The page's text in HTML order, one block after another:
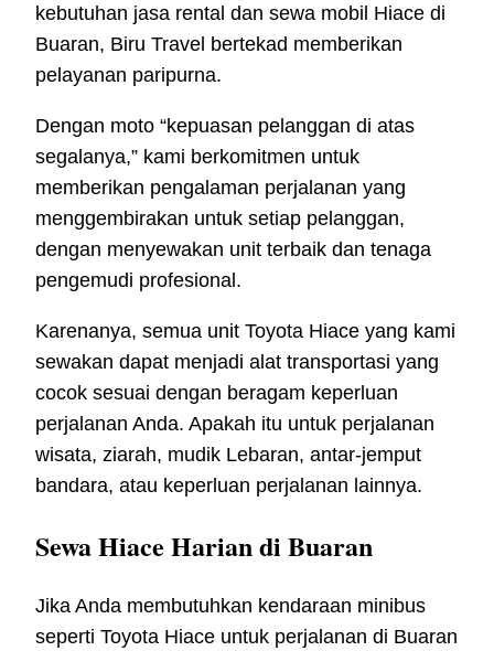
kebutuhan jasa rental dan sewa mobil Hiace di
Buaran, Biru Travel bertekad memberikan
pelayanan paripurna.
Dengan moto “kepuasan pelanggan di atas
segalanya,” kami berkomitmen untuk
memberikan pengalaman perjalanan yang
menggembirakan untuk setiap pelanggan,
dengan menyewakan unit terbaik dan tenaga
pengemudi profesional.
Karenanya, semua unit Toyota Hiace yang kami
sewakan dapat menjadi alat transportasi yang
cocok sesuai dengan beragam keperluan
perjalanan Anda. Apakah itu untuk perjalanan
wisata, ziarah, mudik Lebaran, antar-jemput
bandara, atau keperluan perjalanan lainnya.
Sewa Hiace Harian di Buaran
Jika Anda membutuhkan kendaraan minibus
seperti Toyota Hiace untuk perjalanan di Buaran